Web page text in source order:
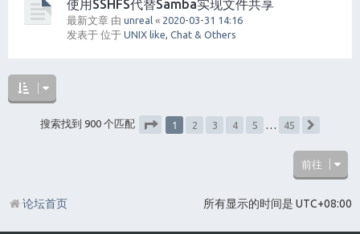
使用SSHFS代替Samba实现文件共享
最新文章 由 unreal « 2020-03-31 14:16
发表于 位于 UNIX like, Chat & Others
搜索找到 900 个匹配
1 2 3 4 5
45
前往
所有显示的时间是 UTC+08:00
论坛首页